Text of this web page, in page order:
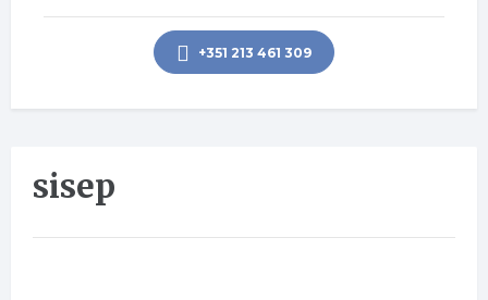
+351 213 461 309
sisep